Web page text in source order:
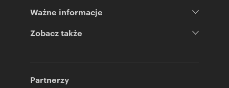
Ważne informacje
Zobacz także
Partnerzy